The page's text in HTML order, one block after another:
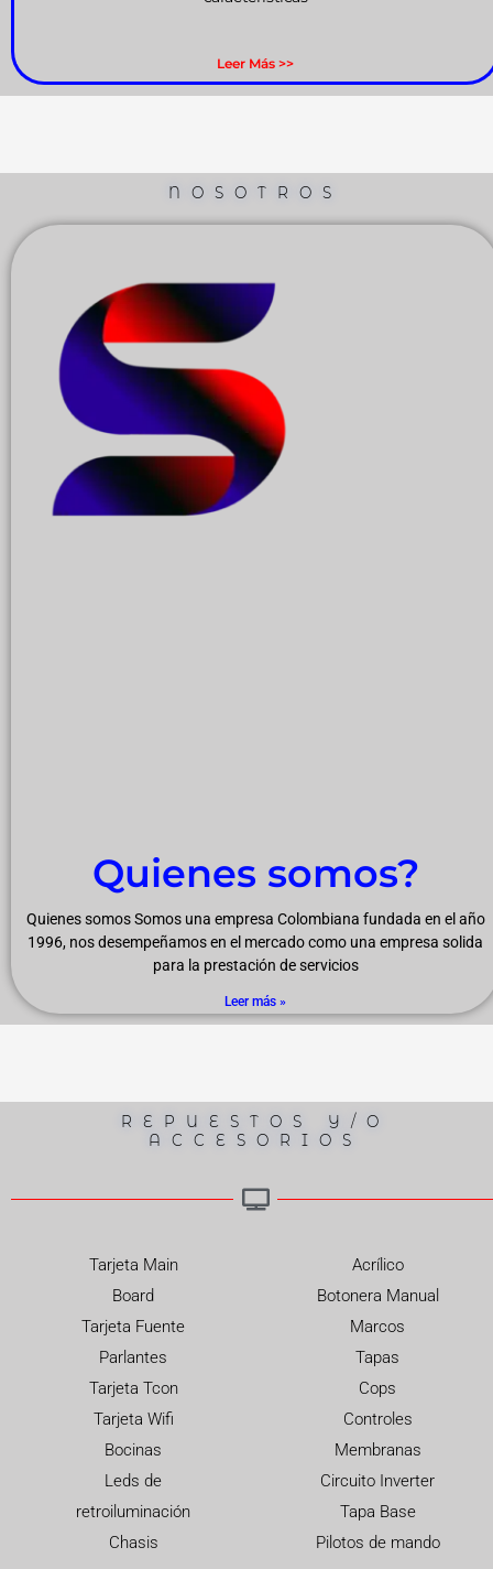
Leer Más >>
NOSOTROS
Quienes somos?
Quienes somos Somos una empresa Colombiana fundada en el año
1996, nos desempeñamos en el mercado como una empresa solida
para la prestación de servicios
Leer más »
REPUESTOS Y/O
ACCESORIOS
Tarjeta Main
Board
Tarjeta Fuente
Parlantes
Tarjeta Tcon
Tarjeta Wifi
Bocinas
Leds de
retroiluminación
Chasis
Acrílico
Botonera Manual
Marcos
Tapas
Cops
Controles
Membranas
Circuito Inverter
Tapa Base
Pilotos de mando